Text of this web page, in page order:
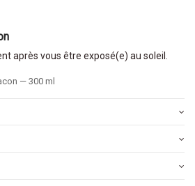
après vous être exposé(e) au soleil.
— 300 ml